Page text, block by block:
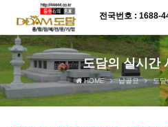
전국번호 : 1688-
도담의 실시간
HOME 납골묘 도담